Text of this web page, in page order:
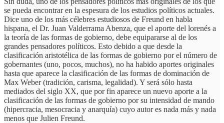
se pueda encontrar en la espesura de los estudios políticos actuales.
Dice uno de los más célebres estudiosos de Freund en habla
hispana, el Dr. Juan Valderrama Abenza, que el aporte del lorenés a
la teoría de las formas de gobierno, debe equipararse al de los
grandes pensadores políticos. Esto debido a que desde la
clasificación aristotélica de las formas de gobierno por el número de
gobernantes (uno, pocos, muchos), no ha habido aportes originales
hasta que aparece la clasificación de las formas de dominación de
Max Weber (tradición, carisma, legalidad). Y será sólo hasta
mediados del siglo XX, que por fin aparece un nuevo aporte a la
clasificación de las formas de gobierno por su intensidad de mando
(hipercracia, mesocracia y anarquía) cuyo autor es nada más y nada
menos que Julien Freund.